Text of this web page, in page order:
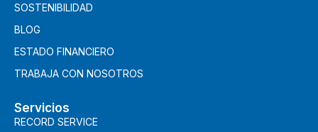
SOSTENIBILIDAD
BLOG
ESTADO FINANCIERO
TRABAJA CON NOSOTROS
Servicios
RECORD SERVICE